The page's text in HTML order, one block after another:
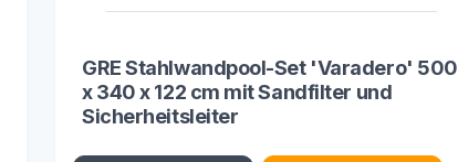
GRE Stahlwandpool-Set 'Varadero' 500
x 340 x 122 cm mit Sandfilter und
Sicherheitsleiter